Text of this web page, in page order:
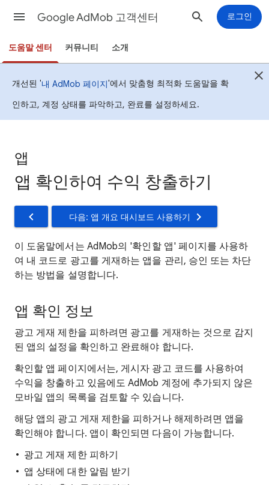
Google AdMob 고객센터 로그인
도움말 센터 커뮤니티 소개
개선된 '내 AdMob 페이지'에서 맞춤형 최적화 도움말을 확
인하고, 계정 상태를 파악하고, 완료를 설정하세요.
앱
앱 확인하여 수익 창출하기
다음: 앱 개요 대시보드 사용하기
이 도움말에서는 AdMob의 '확인할 앱' 페이지를 사용하
여 내 코드로 광고를 게재하는 앱을 관리, 승인 또는 차단
하는 방법을 설명합니다.
앱 확인 정보
광고 게재 제한을 피하려면 광고를 게재하는 것으로 감지
된 앱의 설정을 확인하고 완료해야 합니다.
확인할 앱 페이지에서는, 게시자 광고 코드를 사용하여
수익을 창출하고 있음에도 AdMob 계정에 추가되지 않은
모바일 앱의 목록을 검토할 수 있습니다.
해당 앱의 광고 게재 제한을 피하거나 해제하려면 앱을
확인해야 합니다. 앱이 확인되면 다음이 가능합니다.
광고 게재 제한 피하기
앱 상태에 대한 알림 받기